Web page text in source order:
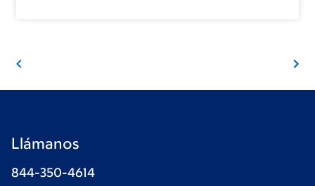
Llámanos
844-350-4614